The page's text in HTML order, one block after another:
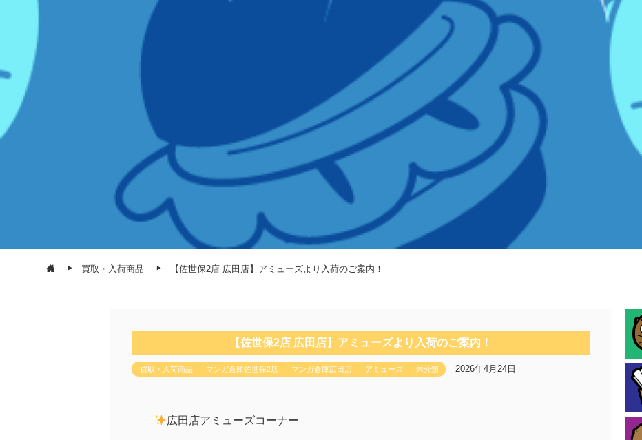
買取・入荷商品 【佐世保2店 広田店】アミューズより入荷のご案内！
【佐世保2店 広田店】アミューズより入荷のご案内！
買取・入荷商品 マンガ倉庫佐世保2店 マンガ倉庫広田店 アミューズ 未分類 2026年4月24日
広田店アミューズコーナー